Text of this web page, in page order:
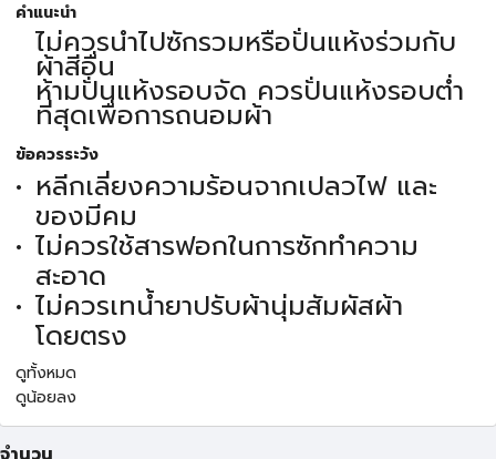
คำแนะนำ
ไม่ควรนำไปซักรวมหรือปั่นแห้งร่วมกับ
ผ้าสีอื่น
ห้ามปั่นแห้งรอบจัด ควรปั่นแห้งรอบต่ำ
ที่สุดเพื่อการถนอมผ้า
ข้อควรระวัง
หลีกเลี่ยงความร้อนจากเปลวไฟ และ
ของมีคม
ไม่ควรใช้สารฟอกในการซักทำความ
สะอาด
ไม่ควรเทน้ำยาปรับผ้านุ่มสัมผัสผ้า
โดยตรง
ดูทั้งหมด
ดูน้อยลง